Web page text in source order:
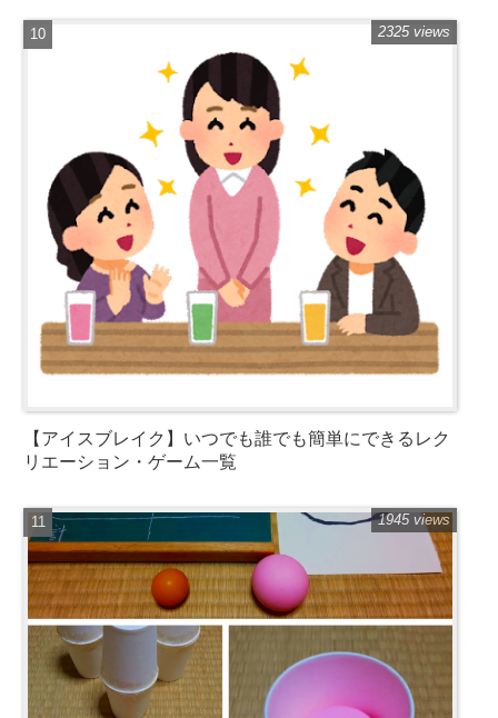
【アイスブレイク】いつでも誰でも簡単にできるレク
リエーション・ゲーム一覧
2325 views
1945 views